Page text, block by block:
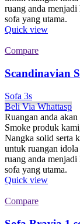
ruang anda menjadi
sofa yang utama.
Quick view
Compare
Scandinavian
Sofa 3s
Beli Via Whattasp
Ruangan anda
Smoke produk
Nangka solid serta
untuk ruangan idola
ruang anda menjadi
sofa yang utama.
Quick view
Compare